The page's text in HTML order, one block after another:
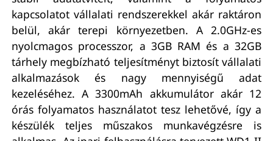
kapcsolatot vállalati rendszerekkel akár raktáron
belül, akár terepi környezetben. A 2.0GHz-es
nyolcmagos processzor, a 3GB RAM és a 32GB
tárhely megbízható teljesítményt biztosít vállalati
alkalmazások és nagy mennyiségű adat
kezeléséhez. A 3300mAh akkumulátor akár 12
órás folyamatos használatot tesz lehetővé, így a
készülék teljes műszakos munkavégzésre is